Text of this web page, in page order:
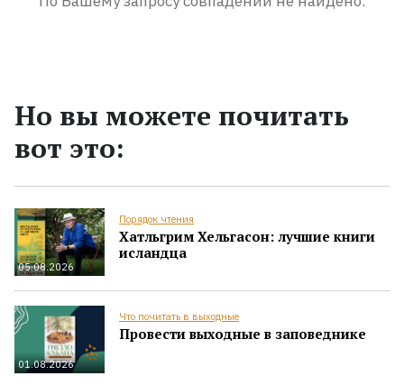
Но вы можете почитать
вот это:
05.08.2026
Порядок чтения
Хатльгрим Хельгасон: лучшие книги
исландца
01.08.2026
Что почитать в выходные
Провести выходные в заповеднике